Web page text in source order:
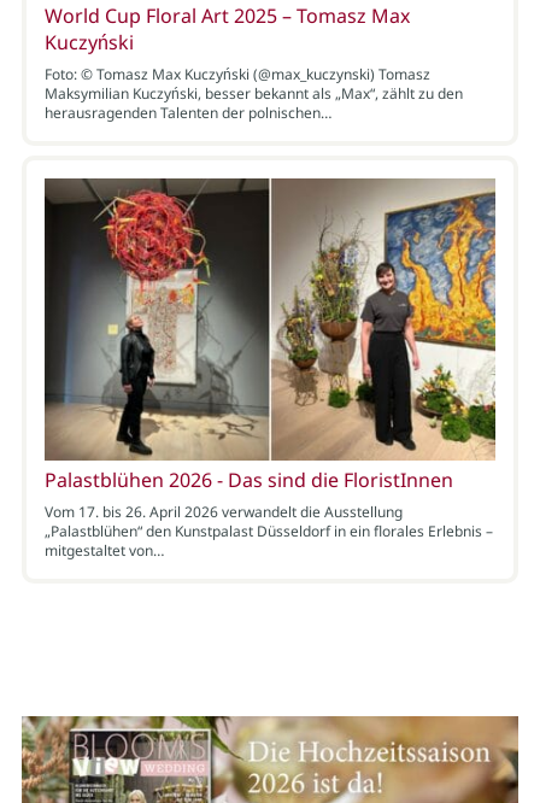
World Cup Floral Art 2025 – Tomasz Max
Kuczyński
Foto: © Tomasz Max Kuczyński (@max_kuczynski) Tomasz
Maksymilian Kuczyński, besser bekannt als „Max“, zählt zu den
herausragenden Talenten der polnischen…
Palastblühen 2026 - Das sind die FloristInnen
Vom 17. bis 26. April 2026 verwandelt die Ausstellung
„Palastblühen“ den Kunstpalast Düsseldorf in ein florales Erlebnis –
mitgestaltet von…